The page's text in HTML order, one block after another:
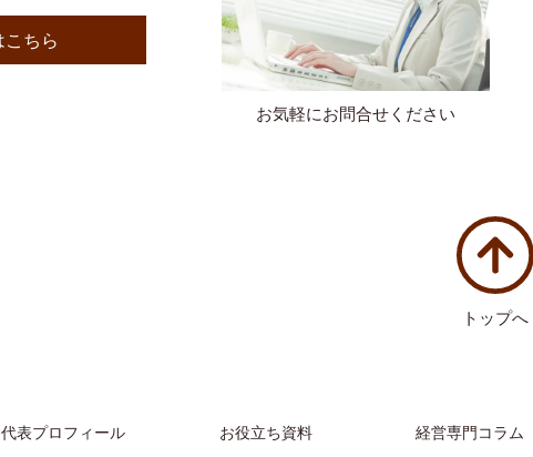
お気軽にお問合せください
ちら
トップへ
代表プロフィール お役立ち資料 経営専門コラム